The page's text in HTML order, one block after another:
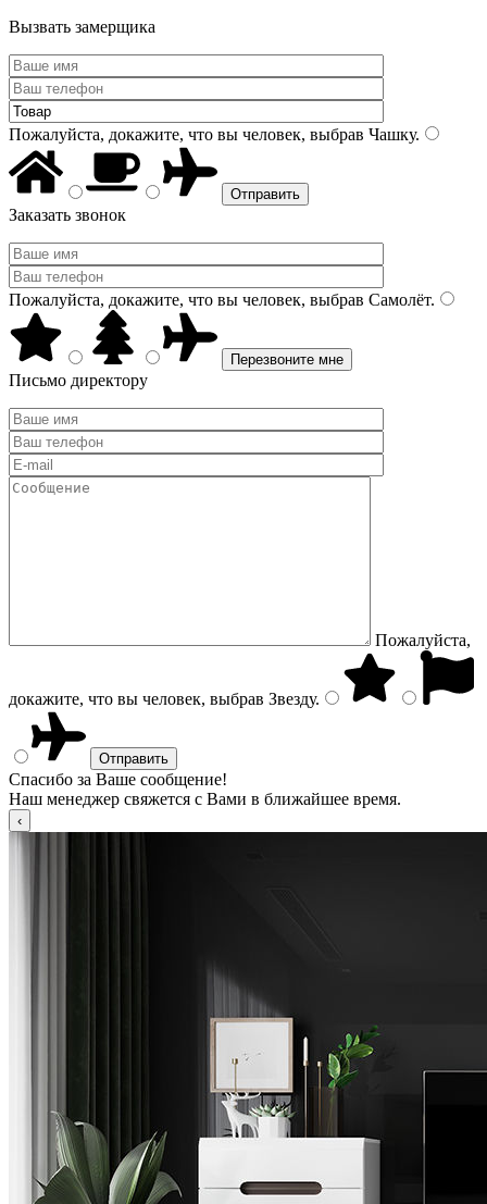
Вызвать замерщика
Пожалуйста, докажите, что вы человек, выбрав Чашку.
Заказать звонок
Пожалуйста, докажите, что вы человек, выбрав Самолёт.
Письмо директору
Пожалуйста,
докажите, что вы человек, выбрав Звезду.
Спасибо за Ваше сообщение!
Наш менеджер свяжется с Вами в ближайшее время.